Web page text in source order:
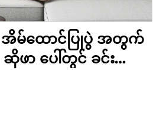
အိမ်ထောင်ပြုပွဲ အတွက်
ဆိုဖာ ပေါ်တွင် ခင်းထား